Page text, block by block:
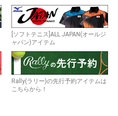
[ソフトテニス]ALL JAPAN(オールジ
ャパン)アイテム
Rally(ラリー)の先行予約アイテムは
こちらから！